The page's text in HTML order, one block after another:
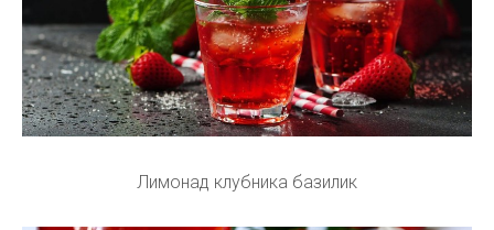
Лимонад клубника базилик